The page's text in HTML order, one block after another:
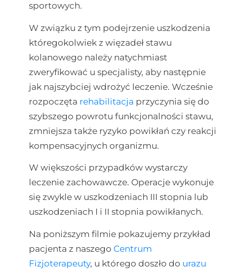
sportowych.
W związku z tym podejrzenie uszkodzenia
któregokolwiek z więzadeł stawu
kolanowego należy natychmiast
zweryfikować u specjalisty, aby następnie
jak najszybciej wdrożyć leczenie. Wcześnie
rozpoczęta rehabilitacja przyczynia się do
szybszego powrotu funkcjonalności stawu,
zmniejsza także ryzyko powikłań czy reakcji
kompensacyjnych organizmu.
W większości przypadków wystarczy
leczenie zachowawcze. Operacje wykonuje
się zwykle w uszkodzeniach III stopnia lub
uszkodzeniach I i II stopnia powikłanych.
Na poniższym filmie pokazujemy przykład
pacjenta z naszego Centrum
Fizjoterapeuty, u którego doszło do urazu